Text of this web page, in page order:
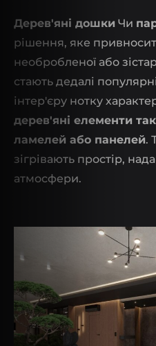
Дерев'яні дошки Чи
рішення, яке
необробленої або
стають дедалі
інтер'єру нотку
дерев'яні елементи
ламелей або панелей.
зігрівають простір,
атмосфери.